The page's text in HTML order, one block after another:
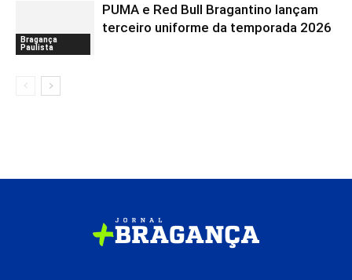
Bragança
Paulista
PUMA e Red Bull Bragantino lançam
terceiro uniforme da temporada 2026